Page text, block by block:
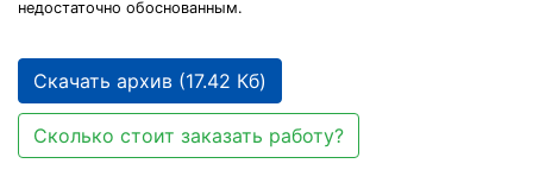
недостаточно обоснованным.
Скачать архив (17.42 Кб)
Сколько стоит заказать работу?